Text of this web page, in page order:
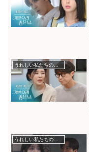
うれしい私たちの良い日
うれしい私たちの良い日